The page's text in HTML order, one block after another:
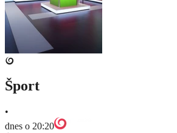
Šport
•
dnes o 20:20